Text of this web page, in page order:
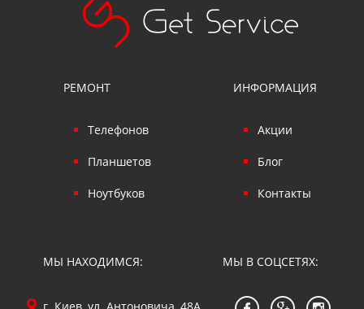
РЕМОНТ
Телефонов
Планшетов
Ноутбуков
ИНФОРМАЦИЯ
Акции
Блог
Контакты
МЫ НАХОДИМСЯ: МЫ В СОЦСЕТЯХ: